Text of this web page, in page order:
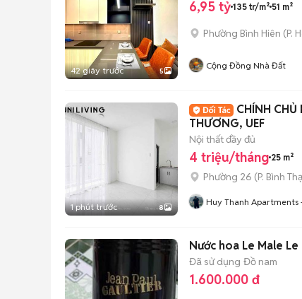
42 giây trước 5
6,95 tỷ 135 tr/m² 51 m²
Phường Bình Hiên (P.
Cộng Đồng Nhà Đất
1 phút trước 8
CHÍNH
THƯƠNG, UEF
Nội thất đầy đủ
4 triệu/tháng 25 m²
Phường 26 (P. Bình
Huy Thanh Apartments
Nước hoa Le Male Le
Đã sử dụng Đồ nam
1.600.000 đ